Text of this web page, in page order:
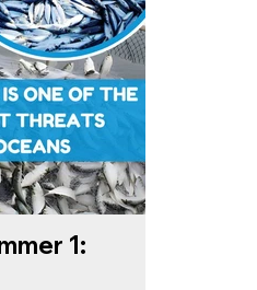
Ozeane
und
1: